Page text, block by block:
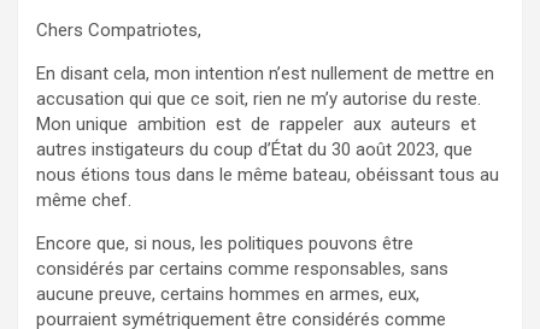
Chers Compatriotes,
En disant cela, mon intention n’est nullement de mettre en
accusation qui que ce soit, rien ne m’y autorise du reste.
Mon unique ambition est de rappeler aux auteurs et
autres instigateurs du coup d’État du 30 août 2023, que
nous étions tous dans le même bateau, obéissant tous au
même chef.
Encore que, si nous, les politiques pouvons être
considérés par certains comme responsables, sans
aucune preuve, certains hommes en armes, eux,
pourraient symétriquement être considérés comme